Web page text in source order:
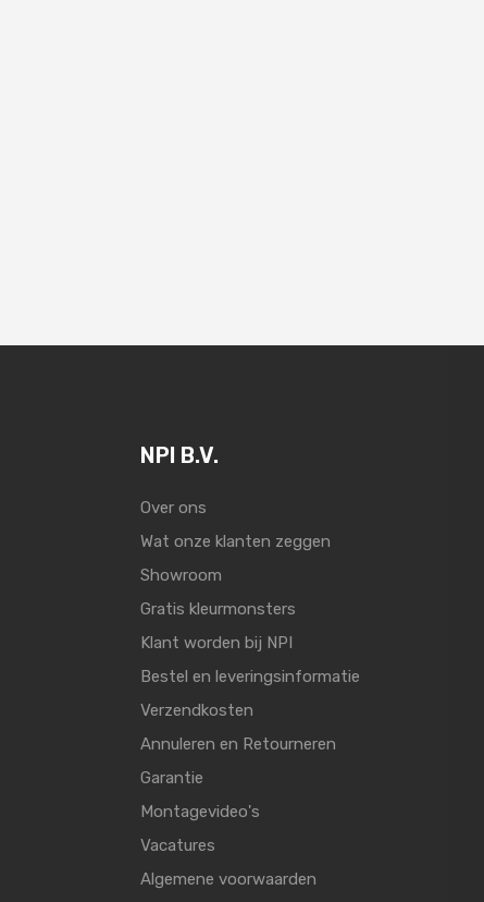
NPI B.V.
Over ons
Wat onze klanten zeggen
Showroom
Gratis kleurmonsters
Klant worden bij NPI
Bestel en leveringsinformatie
Verzendkosten
Annuleren en Retourneren
Garantie
Montagevideo's
Vacatures
Algemene voorwaarden